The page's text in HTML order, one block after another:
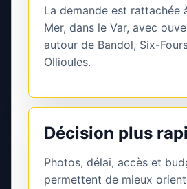
La demande est rattachée
Mer, dans le Var, avec
autour de Bandol, Six-
Ollioules.
Décision plus
Photos, délai, accès et
permettent de mieux